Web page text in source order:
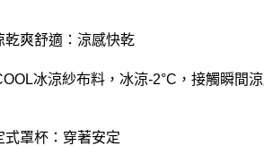
乾爽舒適：涼感快乾
冰涼紗布料，冰涼-2°C，接觸瞬間
式罩杯：穿著安定